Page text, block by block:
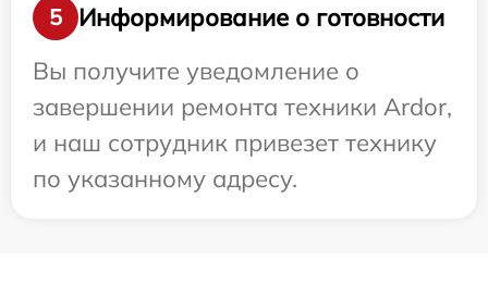
5
Информирование о готовности
Вы получите уведомление о
завершении ремонта техники Ardor,
и наш сотрудник привезет технику
по указанному адресу.